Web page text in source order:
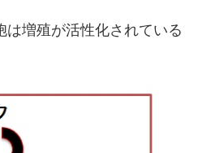
は増殖が活性化されている